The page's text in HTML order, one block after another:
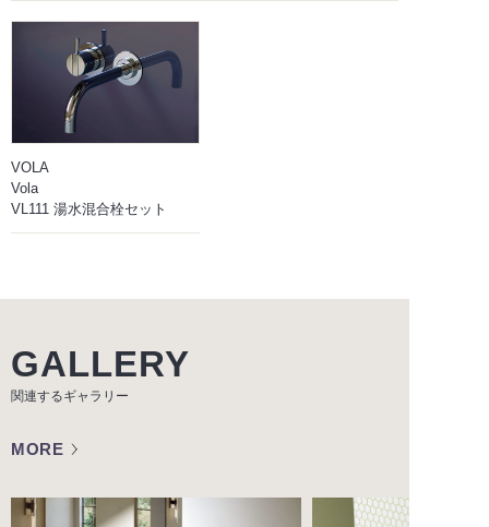
VOLA
Vola
VL111 湯水混合栓セット
GALLERY
関連するギャラリー
MORE